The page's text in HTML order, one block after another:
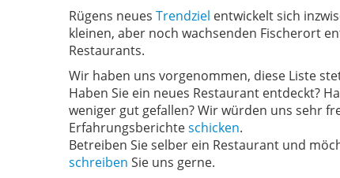
Rügens neues Trendziel entwickelt sich
kleinen, aber noch wachsenden Fischerort
Restaurants.
Wir haben uns vorgenommen, diese Liste
Haben Sie ein neues Restaurant entdeckt?
weniger gut gefallen? Wir würden uns sehr
Erfahrungsberichteschicken.
Betreiben Sie selber ein Restaurant und
schreiben Sie uns gerne.